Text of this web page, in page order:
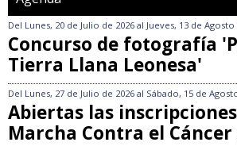
Del Lunes, 20 de Julio de 2026 al Jueves, 13 de Agosto
Concurso de fotografía
Tierra Llana Leonesa'
Del Lunes, 27 de Julio de 2026 al Sábado, 15 de
Abiertas las
Marcha Contra el Cáncer